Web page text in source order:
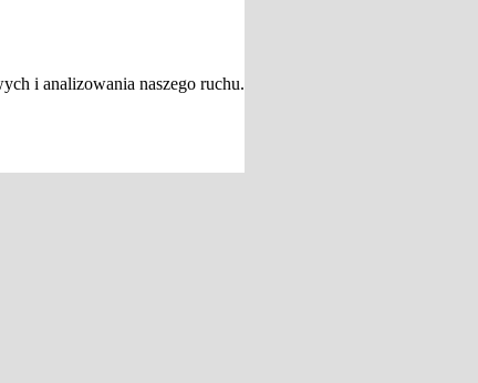
i analizowania naszego ruchu.